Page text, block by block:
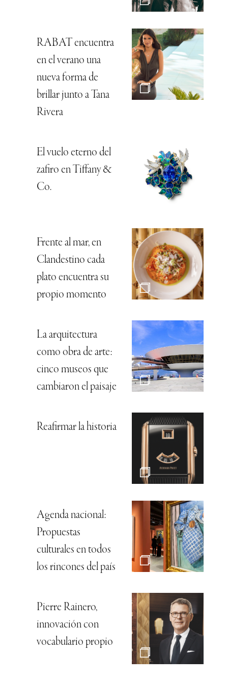
RABAT encuentra
en el verano una
nueva forma de
brillar junto a Tana
Rivera
El vuelo eterno del
zafiro en Tiffany &
Co.
Frente al mar, en
Clandestino cada
plato encuentra su
propio momento
La arquitectura
como obra de arte:
cinco museos que
cambiaron el paisaje
Reafirmar la historia
Agenda nacional:
Propuestas
culturales en todos
los rincones del país
Pierre Rainero,
innovación con
vocabulario propio